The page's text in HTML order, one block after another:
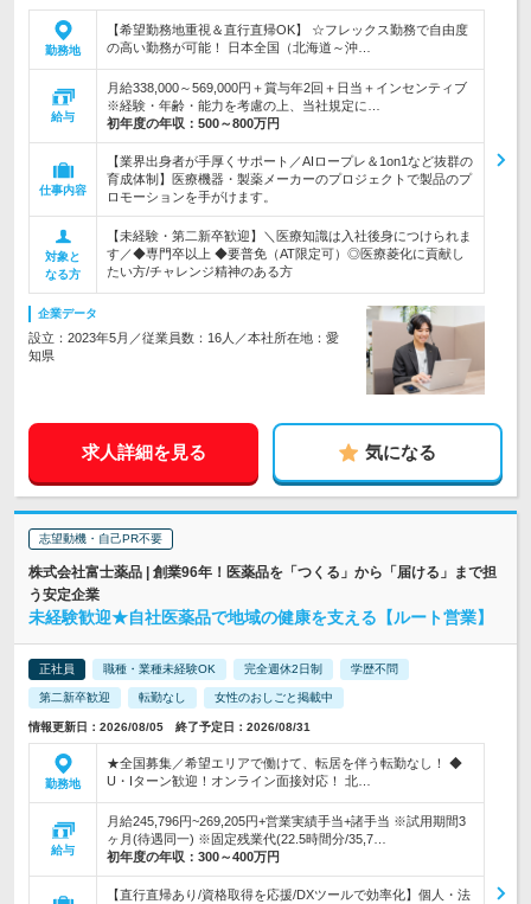
勤務地
【希望勤務地重視＆直行直帰OK】 ☆フレックス勤務で自由度
の高い勤務が可能！ 日本全国（北海道～沖…
給与
月給338,000～569,000円＋賞与年2回＋日当＋インセンティブ
※経験・年齢・能力を考慮の上、当社規定に…
初年度の年収： 500～800万円
仕事内容
【業界出身者が手厚くサポート／AIロープレ＆1on1など抜群の
育成体制】医療機器・製薬メーカーのプロジェクトで製品のプ
ロモーションを手がけます。
対象と
なる方
【未経験・第二新卒歓迎】＼医療知識は入社後身につけられま
す／◆専門卒以上 ◆要普免（AT限定可）◎医療菱化に貢献し
たい方/チャレンジ精神のある方
企業データ
設立：2023年5月／従業員数：16人／本社所在地：愛
知県
求人詳細を見る 気になる
志望動機・自己PR不要
株式会社富士薬品 | 創業96年！医薬品を「つくる」から「届ける」まで担
う安定企業
未経験歓迎★自社医薬品で地域の健康を支える【ルート営業】
正社員 職種・業種未経験OK 完全週休2日制 学歴不問
第二新卒歓迎 転勤なし 女性のおしごと掲載中
情報更新日：2026/08/05 終了予定日：2026/08/31
勤務地
★全国募集／希望エリアで働けて、転居を伴う転勤なし！ ◆
U・Iターン歓迎！オンライン面接対応！ 北…
給与
月給245,796円~269,205円+営業実績手当+諸手当 ※試用期間3
ヶ月(待遇同一) ※固定残業代(22.5時間分/35,7…
初年度の年収： 300～400万円
【直行直帰あり/資格取得を応援/DXツールで効率化】個人・法